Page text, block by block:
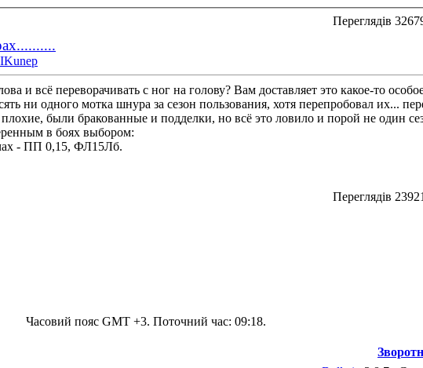
Переглядів
и всё переворачивать с ног на голову? Вам доставляет это какое-то
ни одного мотка шнура за сезон пользования, хотя перепробовал их...
были бракованные и подделки, но всё это ловило и порой не один
в боях выбором:
- ПП 0,15, ФЛ15Лб.
Переглядів 23921
Часовий пояс GMT +3. Поточний час: 09:18.